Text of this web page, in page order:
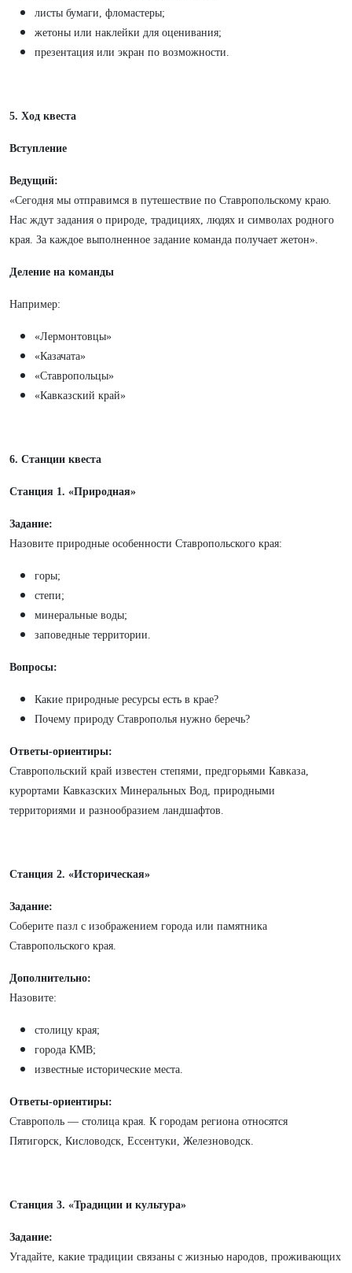
листы бумаги, фломастеры;
жетоны или наклейки для оценивания;
презентация или экран по возможности.
5. Ход квеста
Вступление
Ведущий:
«Сегодня мы отправимся в путешествие по Ставропольскому краю.
Нас ждут задания о природе, традициях, людях и символах родного
края. За каждое выполненное задание команда получает жетон».
Деление на команды
Например:
«Лермонтовцы»
«Казачата»
«Ставропольцы»
«Кавказский край»
6. Станции квеста
Станция 1. «Природная»
Задание:
Назовите природные особенности Ставропольского края:
горы;
степи;
минеральные воды;
заповедные территории.
Вопросы:
Какие природные ресурсы есть в крае?
Почему природу Ставрополья нужно беречь?
Ответы-ориентиры:
Ставропольский край известен степями, предгорьями Кавказа,
курортами Кавказских Минеральных Вод, природными
территориями и разнообразием ландшафтов.
Станция 2. «Историческая»
Задание:
Соберите пазл с изображением города или памятника
Ставропольского края.
Дополнительно:
Назовите:
столицу края;
города КМВ;
известные исторические места.
Ответы-ориентиры:
Ставрополь — столица края. К городам региона относятся
Пятигорск, Кисловодск, Ессентуки, Железноводск.
Станция 3. «Традиции и культура»
Задание:
Угадайте, какие традиции связаны с жизнью народов, проживающих